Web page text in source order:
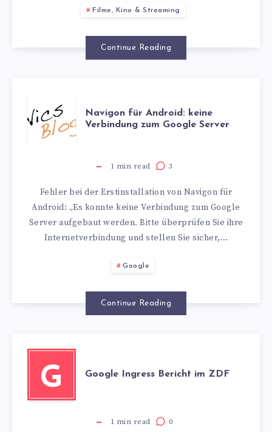
Filme, Kino & Streaming
Continue Reading
NAVIGON
FÜR
ANDROID:
KEINE
VERBINDUNG
GOOGLE
SERVER
Navigon für Android: keine
Verbindung zum Google Server
1 min read 3
Fehler bei der Erstinstallation von Navigon für
Android: „Es konnte keine Verbindung zum Google
Server aufgebaut werden. Bitte überprüfen Sie ihre
Internetverbindung und stellen Sie sicher,…
Google
Continue Reading
G Google Ingress Bericht im ZDF
1 min read 0